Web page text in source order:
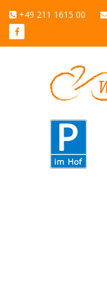
+49 211 1615 00